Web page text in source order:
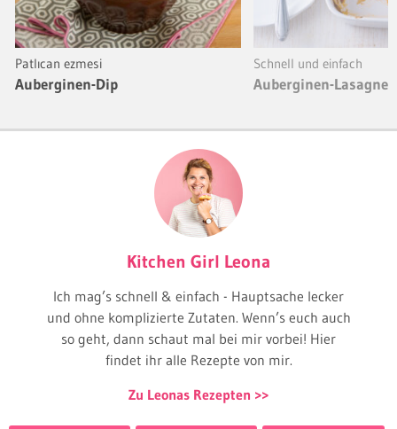
Patlıcan ezmesi
Auberginen-Dip
Schnell und einfach
Auberginen-Lasagne
Kitchen Girl Leona
Ich mag’s schnell & einfach - Hauptsache lecker
und ohne komplizierte Zutaten. Wenn’s euch auch
so geht, dann schaut mal bei mir vorbei! Hier
findet ihr alle Rezepte von mir.
Zu Leonas Rezepten